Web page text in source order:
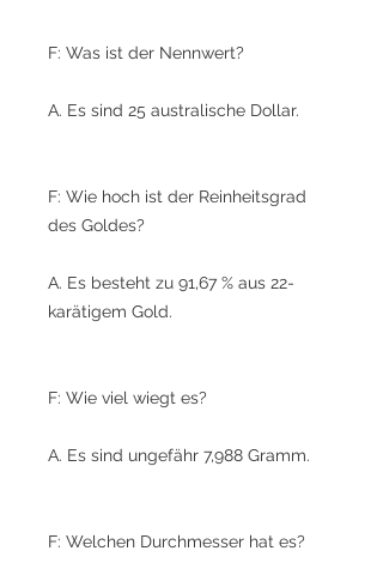
F: Was ist der Nennwert?
A. Es sind 25 australische Dollar.
F: Wie hoch ist der Reinheitsgrad
des Goldes?
A. Es besteht zu 91,67 % aus 22-
karätigem Gold.
F: Wie viel wiegt es?
A. Es sind ungefähr 7,988 Gramm.
F: Welchen Durchmesser hat es?